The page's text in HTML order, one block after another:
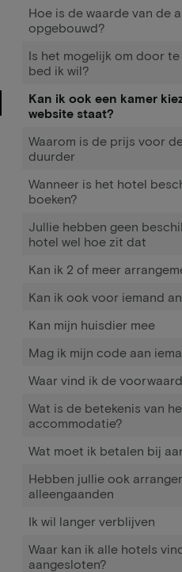
Hoe is de waarde van de
opgebouwd?
Is het mogelijk om door
bed ik wil?
Kan ik ook een kamer
website staat?
Waarom is de prijs voor
duurder
Wanneer is het hotel
boeken?
Jullie hebben geen
hotel wel hoe zit dat
Kan ik 2 of meer
Kan ik ook voor iemand
Kan mijn huisdier mee
Mag ik mijn code aan
Waar vind ik de
Wat is de betekenis van
accommodatie?
Wat moet ik betalen bij
Hebben jullie ook
alleengaanden
Ik wil langer verblijven
Waar kan ik alle hotels
aangesloten?